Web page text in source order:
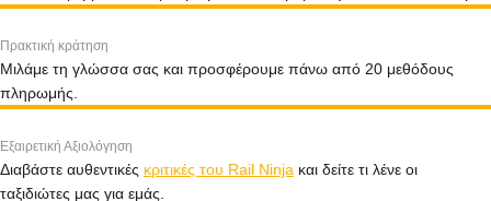
Πρακτική κράτηση
Μιλάμε τη γλώσσα σας και προσφέρουμε πάνω από 20 μεθόδους
πληρωμής.
Εξαιρετική Αξιολόγηση
Διαβάστε αυθεντικές κριτικές του Rail Ninja και δείτε τι λένε οι
ταξιδιώτες μας για εμάς.